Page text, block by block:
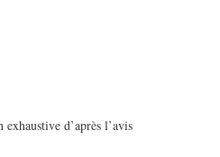
d’après l’avis